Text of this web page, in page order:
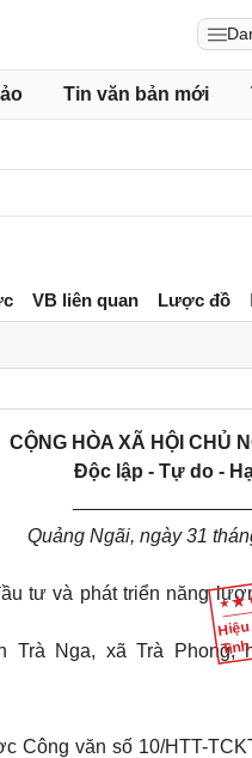
Tin văn bản mới
VB liên quan Lược đồ
CỘNG HÒA XÃ HỘI CHỦ
Độc lập - Tự do -
Quảng Ngãi, ngày 31
tư và phát triển năng
Trà Nga, xã Trà Phong,
Công văn số 10/HTT-